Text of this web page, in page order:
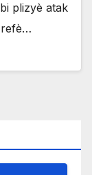
plizyè atak
refè…